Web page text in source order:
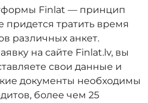
Finlat — принцип
придется тратить время
различных анкет.
на сайте Finlat.lv, вы
свои данные и
документы необходимы
более чем 25